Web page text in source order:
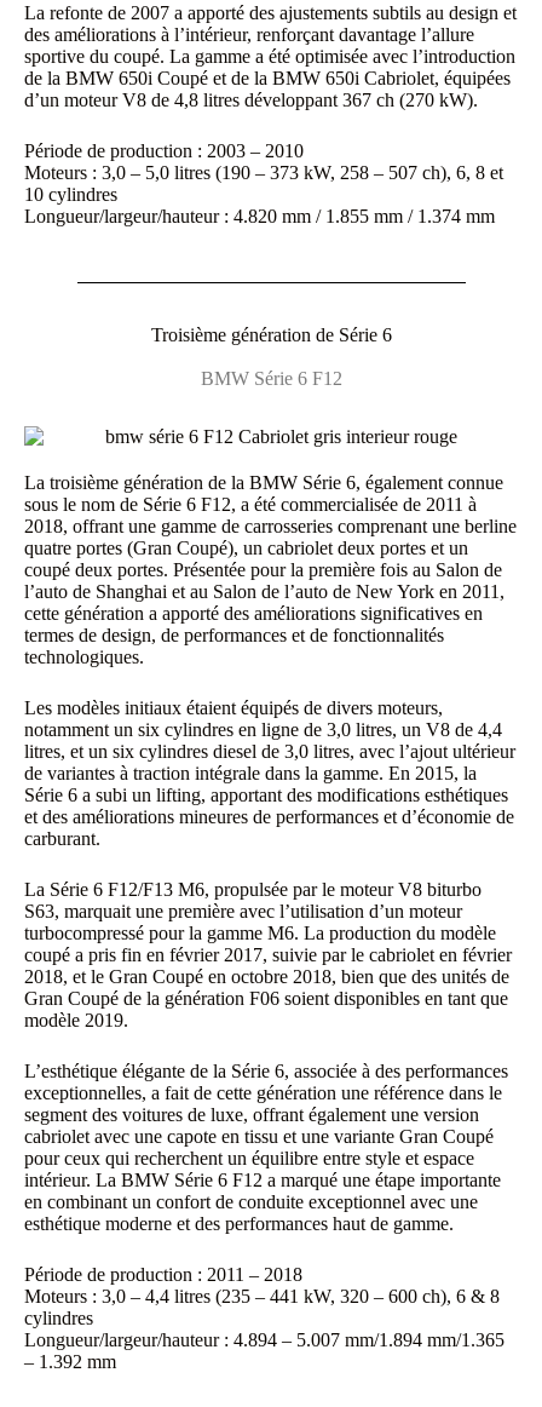
La refonte de 2007 a apporté des ajustements subtils au design et
des améliorations à l’intérieur, renforçant davantage l’allure
sportive du coupé. La gamme a été optimisée avec l’introduction
de la BMW 650i Coupé et de la BMW 650i Cabriolet, équipées
d’un moteur V8 de 4,8 litres développant 367 ch (270 kW).
Période de production : 2003 – 2010
Moteurs : 3,0 – 5,0 litres (190 – 373 kW, 258 – 507 ch), 6, 8 et
10 cylindres
Longueur/largeur/hauteur : 4.820 mm / 1.855 mm / 1.374 mm
Troisième génération de Série 6
BMW Série 6 F12
La troisième génération de la BMW Série 6, également connue
sous le nom de Série 6 F12, a été commercialisée de 2011 à
2018, offrant une gamme de carrosseries comprenant une berline
quatre portes (Gran Coupé), un cabriolet deux portes et un
coupé deux portes. Présentée pour la première fois au Salon de
l’auto de Shanghai et au Salon de l’auto de New York en 2011,
cette génération a apporté des améliorations significatives en
termes de design, de performances et de fonctionnalités
technologiques.
Les modèles initiaux étaient équipés de divers moteurs,
notamment un six cylindres en ligne de 3,0 litres, un V8 de 4,4
litres, et un six cylindres diesel de 3,0 litres, avec l’ajout ultérieur
de variantes à traction intégrale dans la gamme. En 2015, la
Série 6 a subi un lifting, apportant des modifications esthétiques
et des améliorations mineures de performances et d’économie de
carburant.
La Série 6 F12/F13 M6, propulsée par le moteur V8 biturbo
S63, marquait une première avec l’utilisation d’un moteur
turbocompressé pour la gamme M6. La production du modèle
coupé a pris fin en février 2017, suivie par le cabriolet en février
2018, et le Gran Coupé en octobre 2018, bien que des unités de
Gran Coupé de la génération F06 soient disponibles en tant que
modèle 2019.
L’esthétique élégante de la Série 6, associée à des performances
exceptionnelles, a fait de cette génération une référence dans le
segment des voitures de luxe, offrant également une version
cabriolet avec une capote en tissu et une variante Gran Coupé
pour ceux qui recherchent un équilibre entre style et espace
intérieur. La BMW Série 6 F12 a marqué une étape importante
en combinant un confort de conduite exceptionnel avec une
esthétique moderne et des performances haut de gamme.
Période de production : 2011 – 2018
Moteurs : 3,0 – 4,4 litres (235 – 441 kW, 320 – 600 ch), 6 & 8
cylindres
Longueur/largeur/hauteur : 4.894 – 5.007 mm/1.894 mm/1.365
– 1.392 mm